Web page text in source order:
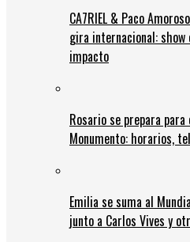
CA7RIEL & Paco
gira internacional:
impacto
Rosario se prepara
Monumento: horarios,
Emilia se suma al
junto a Carlos Vives y